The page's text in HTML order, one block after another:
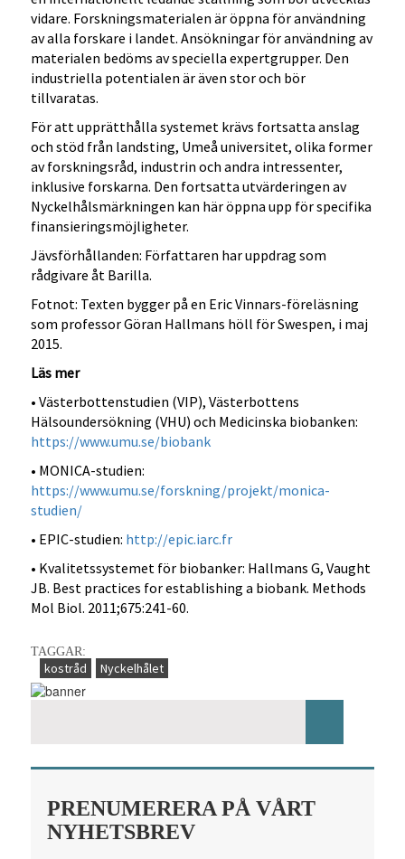
vidare. Forskningsmaterialen är öppna för användning
av alla forskare i landet. Ansökningar för användning av
materialen bedöms av speciella expertgrupper. Den
industriella potentialen är även stor och bör
tillvaratas.
För att upprätthålla systemet krävs fortsatta anslag
och stöd från landsting, Umeå universitet, olika former
av forskningsråd, industrin och andra intressenter,
inklusive forskarna. Den fortsatta utvärderingen av
Nyckelhålsmärkningen kan här öppna upp för specifika
finansieringsmöjligheter.
Jävsförhållanden: Författaren har uppdrag som
rådgivare åt Barilla.
Fotnot: Texten bygger på en Eric Vinnars-föreläsning
som professor Göran Hallmans höll för Swespen, i maj
2015.
Läs mer
• Västerbottenstudien (VIP), Västerbottens
Hälsoundersökning (VHU) och Medicinska biobanken:
https://www.umu.se/biobank
• MONICA-studien:
https://www.umu.se/forskning/projekt/monica-
studien/
• EPIC-studien: http://epic.iarc.fr
• Kvalitetssystemet för biobanker: Hallmans G, Vaught
JB. Best practices for establishing a biobank. Methods
Mol Biol. 2011;675:241-60.
TAGGAR:
kostråd Nyckelhålet
PRENUMERERA PÅ VÅRT
NYHETSBREV